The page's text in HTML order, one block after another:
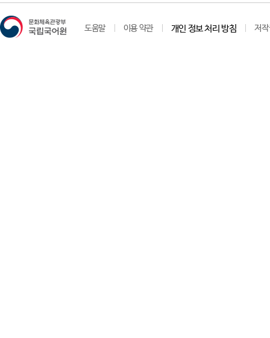
도움말 이용 약관 개인 정보 처리 방침 저